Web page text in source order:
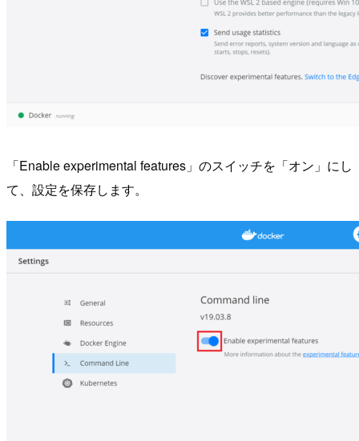
「Enable experimental features」のスイッチを「オン」にし
て、設定を保存します。